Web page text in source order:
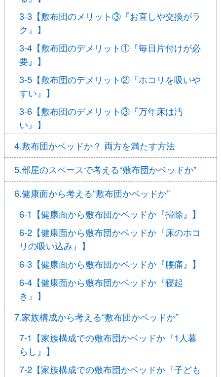
3-3【敷布団のメリット③『お直しや交換がラ
ク』】
3-4【敷布団のデメリット①『毎日片付けが必
要』】
3-5【敷布団のデメリット②『ホコリを吸いや
すい』】
3-6【敷布団のデメリット③『万年床は汚
い』】
4.敷布団かベッドか？ 両方を満たす方法
5.部屋のスペースで考える“敷布団かベッドか”
6.健康面から考える“敷布団かベッドか”
6-1【健康面から敷布団かベッドか『掃除』】
6-2【健康面から敷布団かベッドか『床のホコ
リの吸い込み』】
6-3【健康面から敷布団かベッドか『腰痛』】
6-4【健康面から敷布団かベッドか『寝起
き』】
7.家族構成から考える“敷布団かベッドか”
7-1【家族構成での敷布団かベッドか『1人暮
らし』】
7-2【家族構成での敷布団かベッドか『子ども